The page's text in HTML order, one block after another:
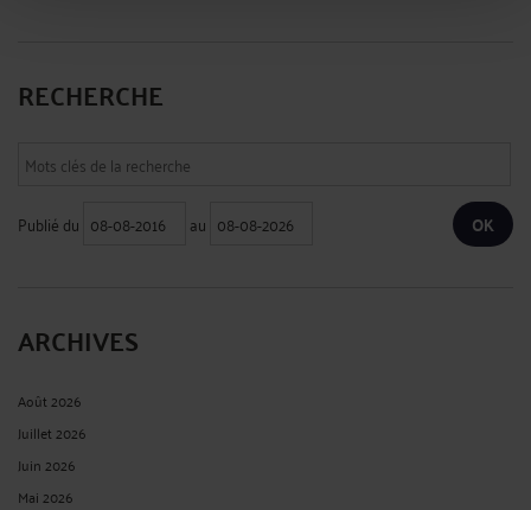
RECHERCHE
Publié du au
ARCHIVES
Août 2026
Juillet 2026
Juin 2026
Mai 2026